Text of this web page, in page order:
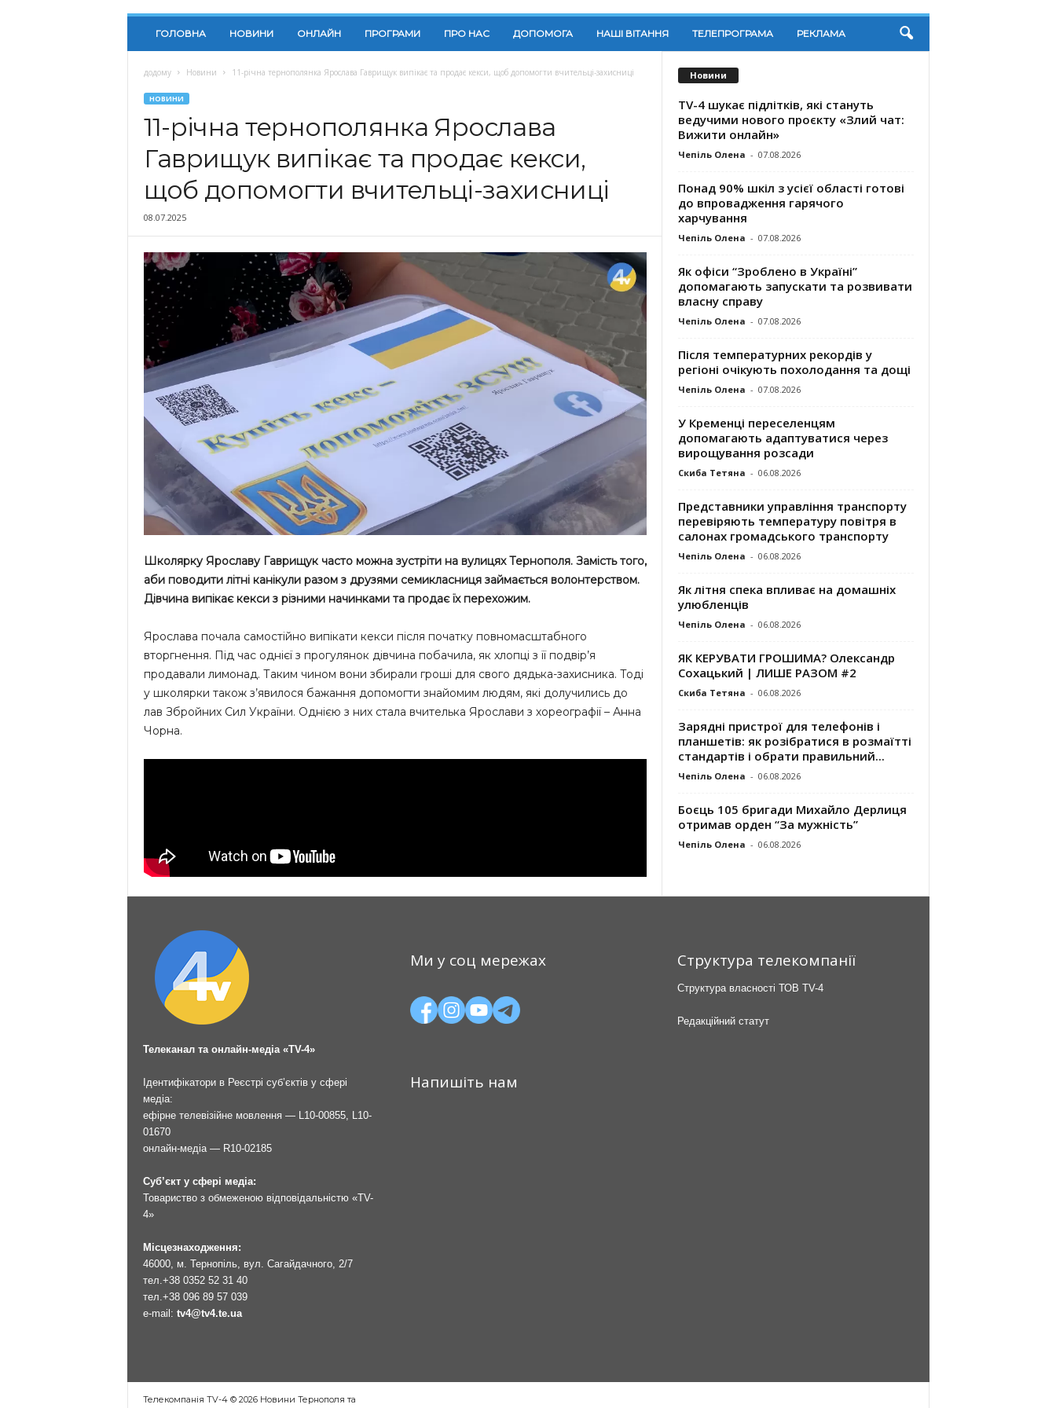
ГОЛОВНА НОВИНИ ОНЛАЙН ПРОГРАМИ ПРО НАС ДОПОМОГА НАШІ ВІТАННЯ ТЕЛЕПРОГРАМА РЕКЛАМА
додому Новини 11-річна тернополянка Ярослава Гаврищук випікає та продає кекси, щоб допомогти вчительці-захисниці
НОВИНИ
11-річна тернополянка Ярослава
Гаврищук випікає та продає кекси,
щоб допомогти вчительці-захисниці
08.07.2025
Школярку Ярославу Гаврищук часто можна зустріти на вулицях Тернополя. Замість того,
аби поводити літні канікули разом з друзями семикласниця займається волонтерством.
Дівчина випікає кекси з різними начинками та продає їх перехожим.
Ярослава почала самостійно випікати кекси після початку повномасштабного
вторгнення. Під час однієї з прогулянок дівчина побачила, як хлопці з її подвір’я
продавали лимонад. Таким чином вони збирали гроші для свого дядька-захисника. Тоді
у школярки також з’явилося бажання допомогти знайомим людям, які долучились до
лав Збройних Сил України. Однією з них стала вчителька Ярослави з хореографії – Анна
Чорна.
Новини
TV-4 шукає підлітків, які стануть
ведучими нового проєкту «Злий чат:
Вижити онлайн»
Чепіль Олена - 07.08.2026
Понад 90% шкіл з усієї області готові
до впровадження гарячого
харчування
Чепіль Олена - 07.08.2026
Як офіси “Зроблено в Україні”
допомагають запускaти та розвивати
власну справу
Чепіль Олена - 07.08.2026
Після температурних рекордів у
регіоні очікують похолодання та дощі
Чепіль Олена - 07.08.2026
У Кременці переселенцям
допомагають адаптуватися через
вирощування розсади
Скиба Тетяна - 06.08.2026
Представники управління транспорту
перевіряють температуру повітря в
салонах громадського транспорту
Чепіль Олена - 06.08.2026
Як літня спека впливає на домашніх
улюбленців
Чепіль Олена - 06.08.2026
ЯК КЕРУВАТИ ГРОШИМА? Олександр
Сохацький | ЛИШЕ РАЗОМ #2
Скиба Тетяна - 06.08.2026
Зарядні пристрої для телефонів і
планшетів: як розібратися в розмаїтті
стандартів і обрати правильний...
Чепіль Олена - 06.08.2026
Боєць 105 бригади Михайло Дерлиця
отримав орден “За мужність”
Чепіль Олена - 06.08.2026
Телеканал та онлайн-медіа «TV-4»
Ідентифікатори в Реєстрі суб’єктів у сфері
медіа:
ефірне телевізійне мовлення — L10-00855, L10-
01670
онлайн-медіа — R10-02185
Суб’єкт у сфері медіа:
Товариство з обмеженою відповідальністю «TV-
4»
Місцезнаходження:
46000, м. Тернопіль, вул. Сагайдачного, 2/7
тел. +38 0352 52 31 40
тел. +38 096 89 57 039
e-mail: tv4@tv4.te.ua
Ми у соц мережах
Напишіть нам
Структура телекомпанії
Структура власності ТОВ TV-4
Редакційний статут
Телекомпанія TV-4 © 2026 Новини Тернополя та